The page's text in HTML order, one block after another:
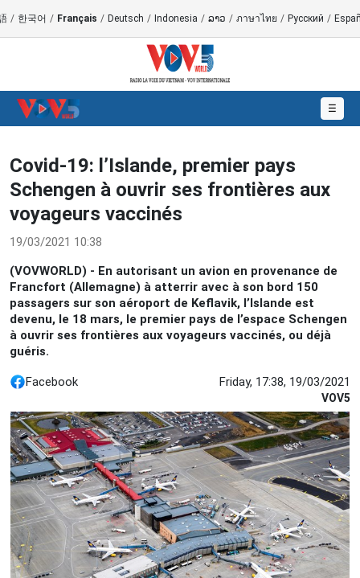
/ 한국어 / Français / Deutsch / Indonesia / ລາວ / ภาษาไทย / Русский /
☰
Covid-19: l’Islande, premier pays
Schengen à ouvrir ses frontières aux
voyageurs vaccinés
19/03/2021 10:38
(VOVWORLD) - En autorisant un avion en provenance de
Francfort (Allemagne) à atterrir avec à son bord 150
passagers sur son aéroport de Keflavik, l’Islande est
devenu, le 18 mars, le premier pays de l’espace Schengen
à ouvrir ses frontières aux voyageurs vaccinés, ou déjà
guéris.
Facebook Friday, 17:38, 19/03/2021
VOV5